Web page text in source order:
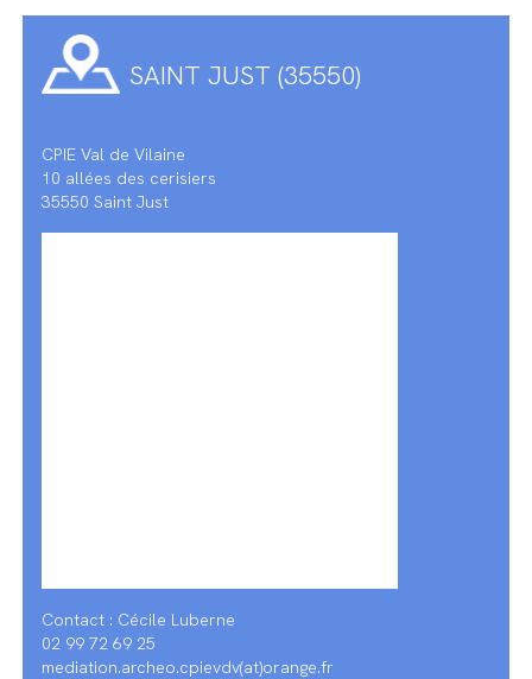
SAINT JUST (35550)
CPIE Val de Vilaine
10 allées des cerisiers
35550 Saint Just
Contact : Cécile Luberne
02 99 72 69 25
mediation.archeo.cpievdv(at)orange.fr